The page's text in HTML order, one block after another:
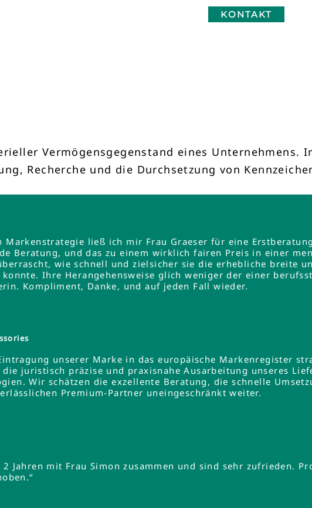
KONTAKT
Vermögensgegenstand eines Unternehmens.
Recherche und die Durchsetzung von
ließ ich mir Frau Graeser für eine
Beratung, und das zu einem wirklich fairen Preis in einer
wie schnell und zielsicher sie die erhebliche breite
Ihre Herangehensweise glich weniger der einer
Kompliment, Danke, und auf jeden Fall wieder.
unserer Marke in das europäische Markenregister
juristisch präzise und praxisnahe Ausarbeitung unseres
Wir schätzen die exzellente Beratung, die schnelle
Premium-Partner uneingeschränkt weiter.
2 Jahren mit Frau Simon zusammen und sind sehr zufrieden.